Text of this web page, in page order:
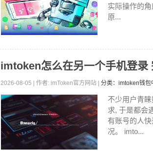
实际操作的
原...
imtoken怎么在另一个手机登录
2026-08-05 | 作者: imToken官方网站 | 分类：imtoken钱包
不少用户青
求, 于是都会
有账号的人
况。 imto...